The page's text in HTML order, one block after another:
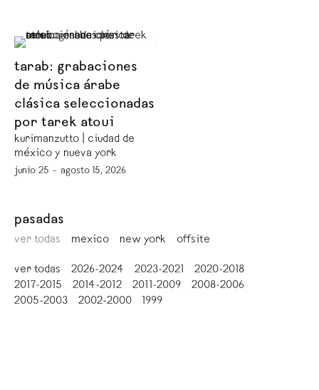
tarab: grabaciones
de música árabe
clásica seleccionadas
por tarek atoui
kurimanzutto | ciudad de
méxico y nueva york
junio 25 – agosto 15, 2026
pasadas
ver todas mexico new york offsite
ver todas 2026-2024 2023-2021
2020-2018
2017-2015
2014-2012 2011-2009
2008-2006
2005-2003
2002-2000 1999